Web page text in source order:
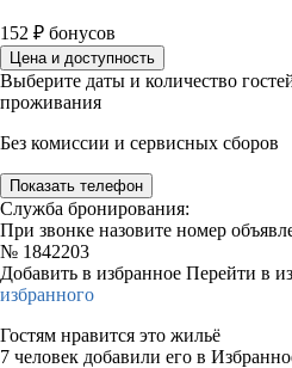
152 ₽ бонусов
Цена и доступность
Выберите даты и количество
проживания
Без комиссии и сервисных сборов
Показать телефон
Служба бронирования:
При звонке назовите номер
№ 1842203
Добавить в избранное Перейти в
избранного
Гостям нравится это жильё
7 человек добавили его в